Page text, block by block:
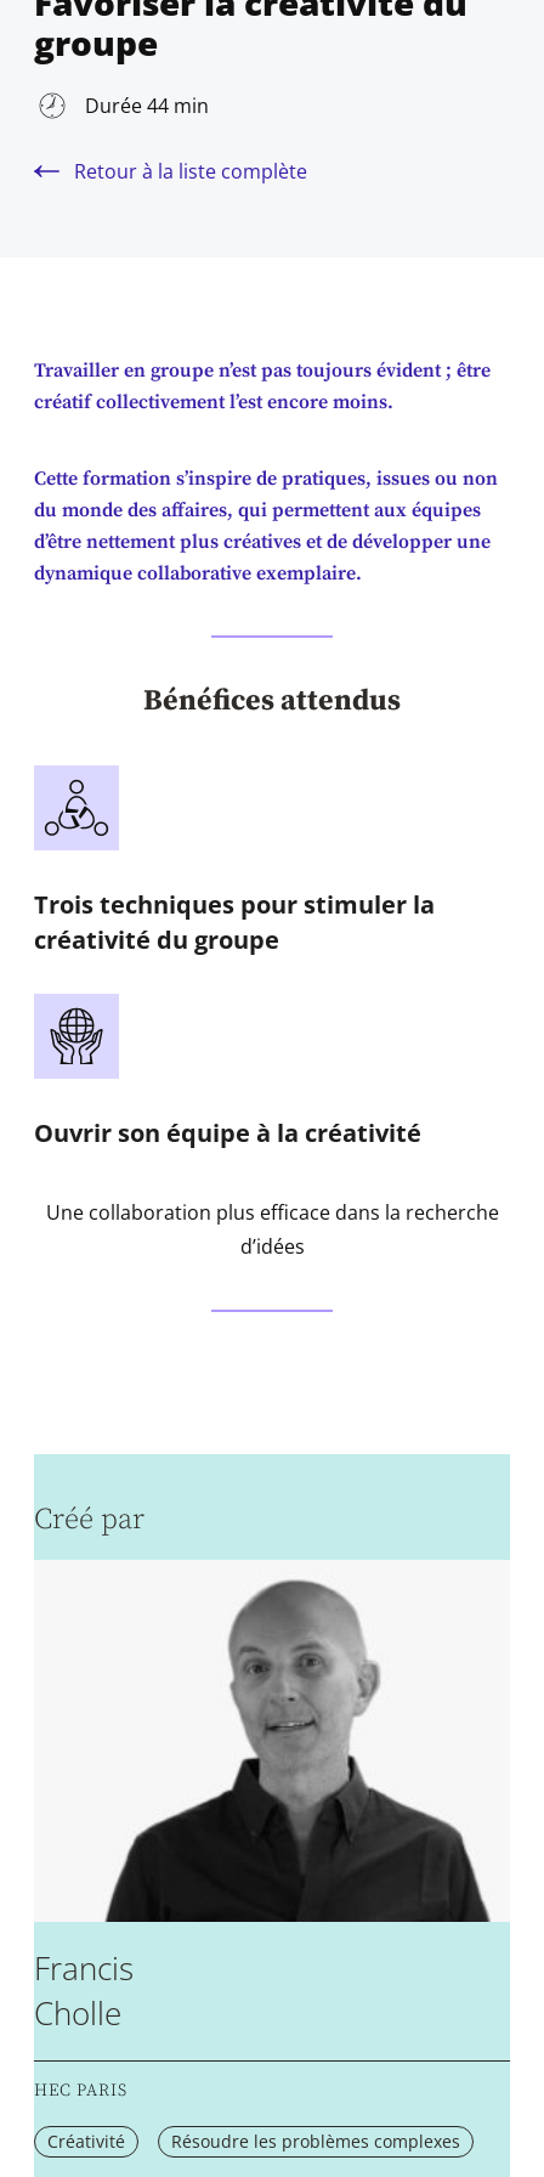
groupe
Durée 44 min
Retour à la liste complète
Travailler en groupe n’est pas toujours évident ; être
créatif collectivement l’est encore moins.
Cette formation s’inspire de pratiques, issues ou non
du monde des affaires, qui permettent aux équipes
d’être nettement plus créatives et de développer une
dynamique collaborative exemplaire.
Bénéfices attendus
Trois techniques pour stimuler la
créativité du groupe
Ouvrir son équipe à la créativité
Une collaboration plus efficace dans la recherche
d’idées
Créé par
Francis
Cholle
HEC PARIS
Créativité Résoudre les problèmes complexes